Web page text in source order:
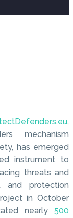
,
mechanism
has emerged
instrument to
threats and
and protection
in October
nearly 500